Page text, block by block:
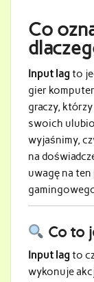
Co
Input lagto
gier
graczy,
swoich
wyjaśnimy,
na
uwagę na
Co to
Input lagto
wykonuje